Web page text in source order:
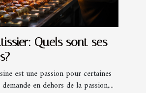
Quels sont ses
est une passion pour certaines
en dehors de la passion,...